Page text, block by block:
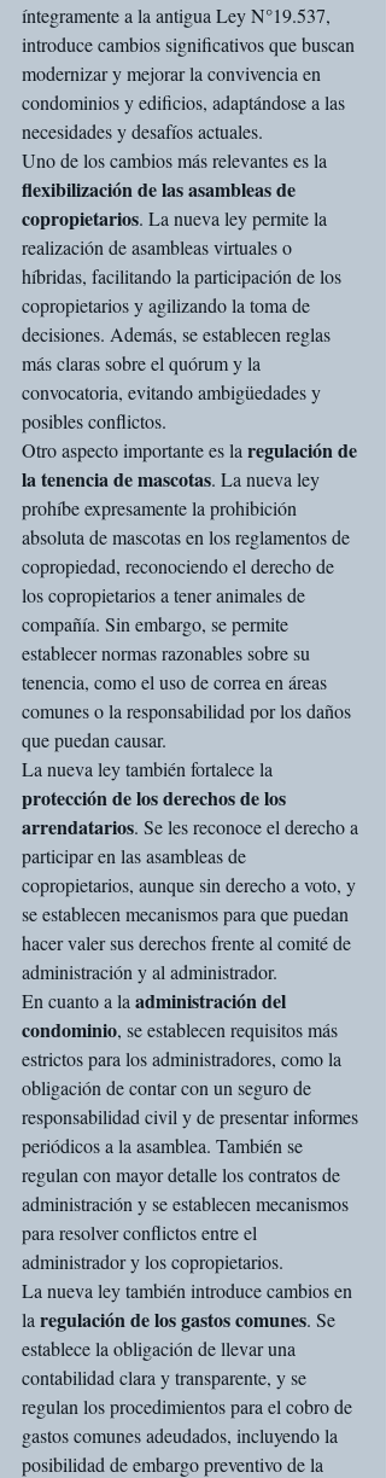
íntegramente a la antigua Ley N°19.537,
introduce cambios significativos que buscan
modernizar y mejorar la convivencia en
condominios y edificios, adaptándose a las
necesidades y desafíos actuales.
Uno de los cambios más relevantes es la
flexibilización de las asambleas de
copropietarios. La nueva ley permite la
realización de asambleas virtuales o
híbridas, facilitando la participación de los
copropietarios y agilizando la toma de
decisiones. Además, se establecen reglas
más claras sobre el quórum y la
convocatoria, evitando ambigüedades y
posibles conflictos.
Otro aspecto importante es la regulación de
la tenencia de mascotas. La nueva ley
prohíbe expresamente la prohibición
absoluta de mascotas en los reglamentos de
copropiedad, reconociendo el derecho de
los copropietarios a tener animales de
compañía. Sin embargo, se permite
establecer normas razonables sobre su
tenencia, como el uso de correa en áreas
comunes o la responsabilidad por los daños
que puedan causar.
La nueva ley también fortalece la
protección de los derechos de los
arrendatarios. Se les reconoce el derecho a
participar en las asambleas de
copropietarios, aunque sin derecho a voto, y
se establecen mecanismos para que puedan
hacer valer sus derechos frente al comité de
administración y al administrador.
En cuanto a la administración del
condominio, se establecen requisitos más
estrictos para los administradores, como la
obligación de contar con un seguro de
responsabilidad civil y de presentar informes
periódicos a la asamblea. También se
regulan con mayor detalle los contratos de
administración y se establecen mecanismos
para resolver conflictos entre el
administrador y los copropietarios.
La nueva ley también introduce cambios en
la regulación de los gastos comunes. Se
establece la obligación de llevar una
contabilidad clara y transparente, y se
regulan los procedimientos para el cobro de
gastos comunes adeudados, incluyendo la
posibilidad de embargo preventivo de la